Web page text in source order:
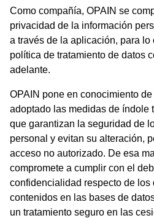
Como compañía, OPAIN se
privacidad de la información
a través de la aplicación, para lo
política de tratamiento de datos
adelante.
OPAIN pone en conocimiento
adoptado las medidas de índole
que garantizan la seguridad de
personal y evitan su alteración,
acceso no autorizado. De esa
compromete a cumplir con el
confidencialidad respecto de los
contenidos en las bases de
un tratamiento seguro en las